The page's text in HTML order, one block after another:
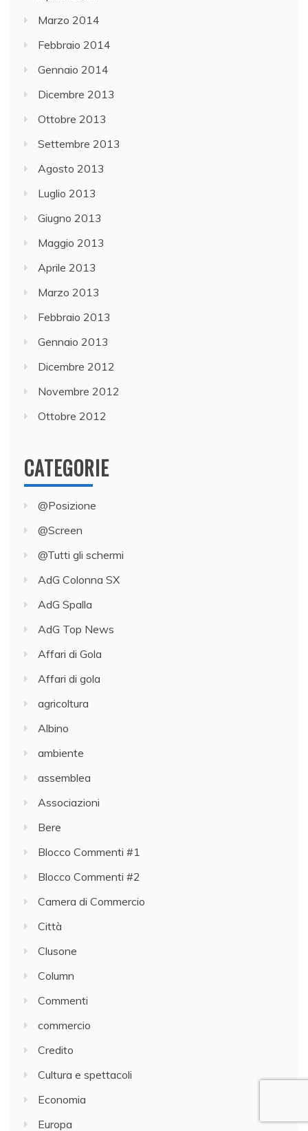
Marzo 2014
Febbraio 2014
Gennaio 2014
Dicembre 2013
Ottobre 2013
Settembre 2013
Agosto 2013
Luglio 2013
Giugno 2013
Maggio 2013
Aprile 2013
Marzo 2013
Febbraio 2013
Gennaio 2013
Dicembre 2012
Novembre 2012
Ottobre 2012
CATEGORIE
@Posizione
@Screen
@Tutti gli schermi
AdG Colonna SX
AdG Spalla
AdG Top News
Affari di Gola
Affari di gola
agricoltura
Albino
ambiente
assemblea
Associazioni
Bere
Blocco Commenti #1
Blocco Commenti #2
Camera di Commercio
Città
Clusone
Column
Commenti
commercio
Credito
Cultura e spettacoli
Economia
Europa